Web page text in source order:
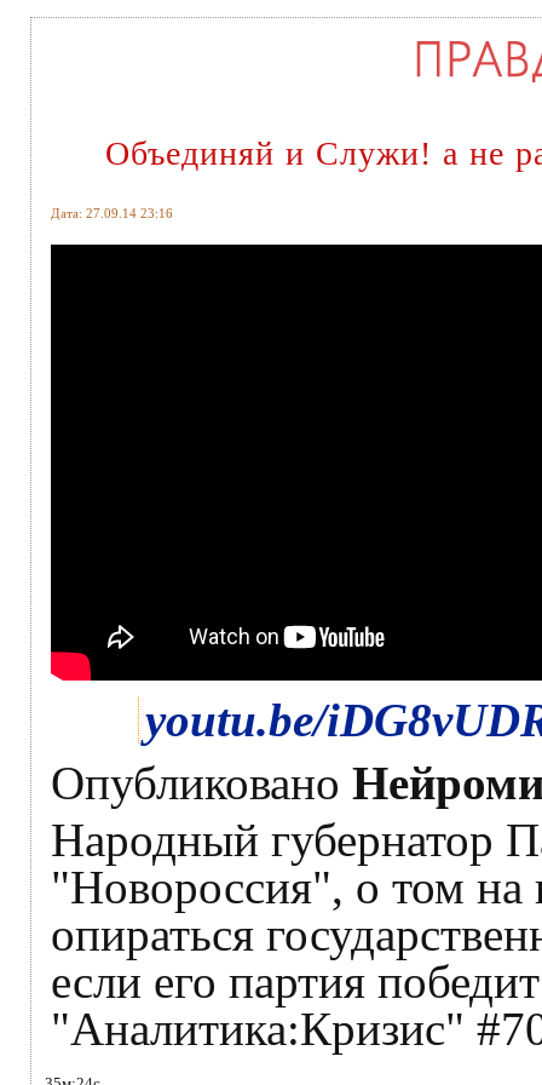
Объединяй и Служи! а не
Дата: 27.09.14 23:16
youtu.be/
Опубликовано
Народный губернатор
"Новороссия", о том на
опираться
если его партия
"Аналитика:Кризис"